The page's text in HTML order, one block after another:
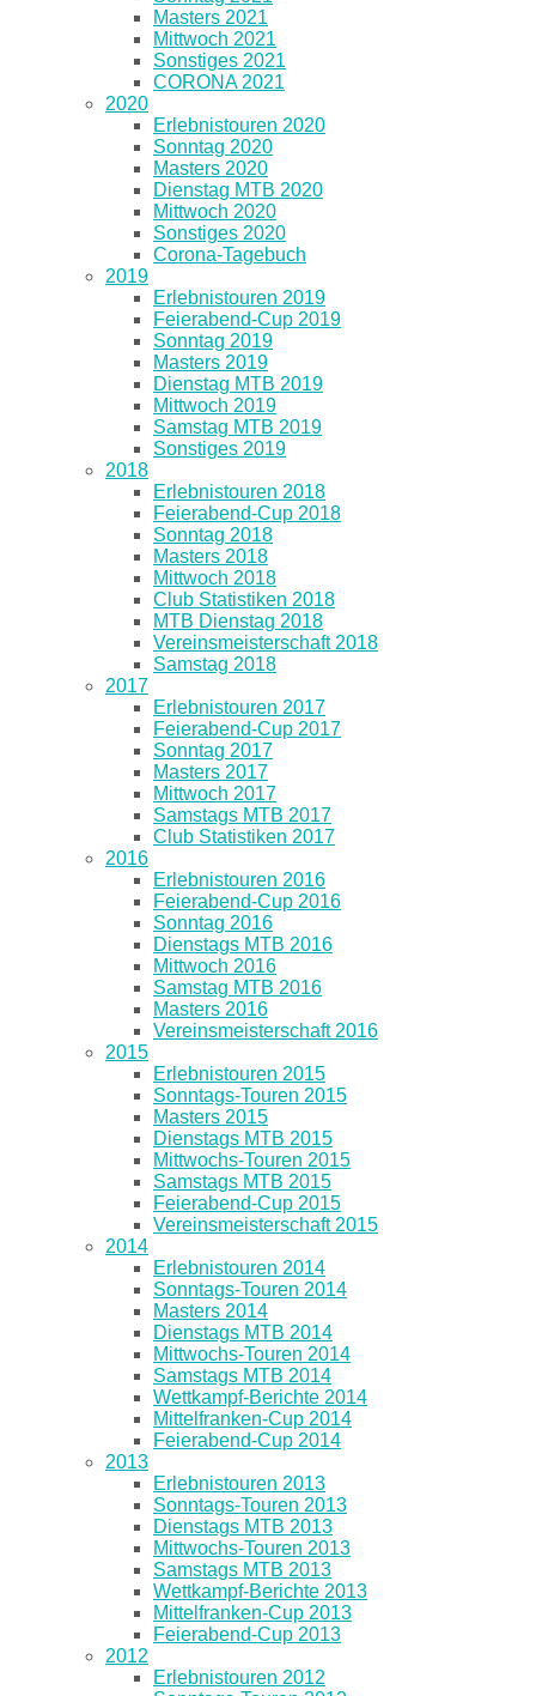
Masters 2021
Mittwoch 2021
Sonstiges 2021
CORONA 2021
2020
Erlebnistouren 2020
Sonntag 2020
Masters 2020
Dienstag MTB 2020
Mittwoch 2020
Sonstiges 2020
Corona-Tagebuch
2019
Erlebnistouren 2019
Feierabend-Cup 2019
Sonntag 2019
Masters 2019
Dienstag MTB 2019
Mittwoch 2019
Samstag MTB 2019
Sonstiges 2019
2018
Erlebnistouren 2018
Feierabend-Cup 2018
Sonntag 2018
Masters 2018
Mittwoch 2018
Club Statistiken 2018
MTB Dienstag 2018
Vereinsmeisterschaft 2018
Samstag 2018
2017
Erlebnistouren 2017
Feierabend-Cup 2017
Sonntag 2017
Masters 2017
Mittwoch 2017
Samstags MTB 2017
Club Statistiken 2017
2016
Erlebnistouren 2016
Feierabend-Cup 2016
Sonntag 2016
Dienstags MTB 2016
Mittwoch 2016
Samstag MTB 2016
Masters 2016
Vereinsmeisterschaft 2016
2015
Erlebnistouren 2015
Sonntags-Touren 2015
Masters 2015
Dienstags MTB 2015
Mittwochs-Touren 2015
Samstags MTB 2015
Feierabend-Cup 2015
Vereinsmeisterschaft 2015
2014
Erlebnistouren 2014
Sonntags-Touren 2014
Masters 2014
Dienstags MTB 2014
Mittwochs-Touren 2014
Samstags MTB 2014
Wettkampf-Berichte 2014
Mittelfranken-Cup 2014
Feierabend-Cup 2014
2013
Erlebnistouren 2013
Sonntags-Touren 2013
Dienstags MTB 2013
Mittwochs-Touren 2013
Samstags MTB 2013
Wettkampf-Berichte 2013
Mittelfranken-Cup 2013
Feierabend-Cup 2013
2012
Erlebnistouren 2012